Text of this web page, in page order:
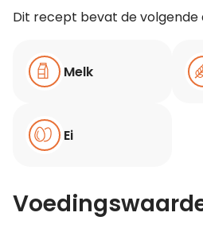
Dit recept bevat de volgende
Melk
Ei